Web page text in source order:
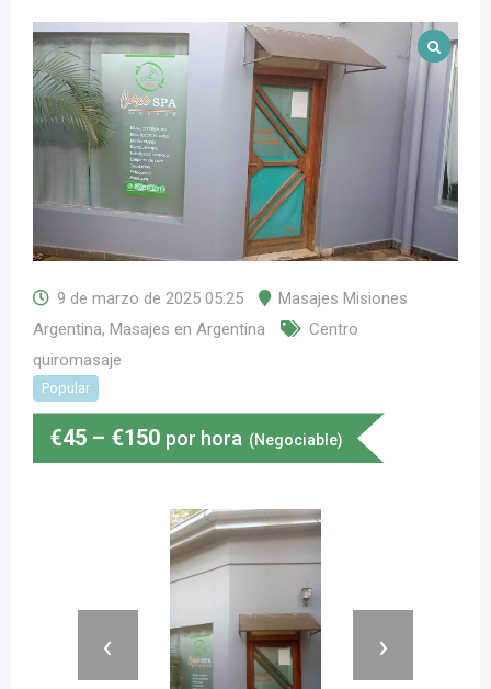
9 de marzo de 2025 05:25
Masajes Misiones
Argentina, Masajes en Argentina
Centro
quiromasaje
Popular
€45 – €150 por hora (Negociable)
‹ ›